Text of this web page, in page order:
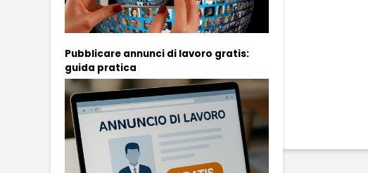
Pubblicare annunci di lavoro gratis:
guida pratica